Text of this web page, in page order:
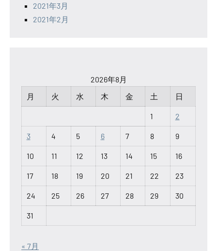
2021年3月
2021年2月
2026年8月
月
火 水 木 金 土 日
1 2
3 4 5 6 7 8 9
10 11 12 13 14 15 16
17 18 19 20 21 22 23
24 25 26 27 28 29 30
31
« 7月